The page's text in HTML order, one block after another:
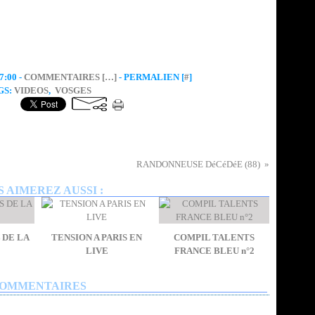
-COMMENTAIRES […] - PERMALIEN [#]
VIDEOS, VOSGES
RANDONNEUSE DéCéDéE (88)
AIMEREZ AUSSI :
DE LA
TENSION A PARIS EN
LIVE
COMPIL TALENTS
FRANCE BLEU n°2